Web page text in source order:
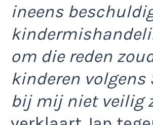
ineens
om die reden
kinderen volgens
bij mij niet veilig